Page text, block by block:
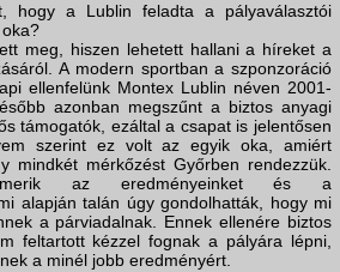
hogy a Lublin feladta a pályaválasztói
meg, hiszen lehetett hallani a híreket a
A modern sportban a szponzoráció
ellenfelünk Montex Lublin néven 2001-
azonban megszűnt a biztos anyagi
támogatók, ezáltal a csapat is jelentősen
szerint ez volt az egyik oka, amiért
mindkét mérkőzést Győrben rendezzük.
az eredményeinket és a
alapján talán úgy gondolhatták, hogy mi
a párviadalnak. Ennek ellenére biztos
feltartott kézzel fognak a pályára lépni,
a minél jobb eredményért.